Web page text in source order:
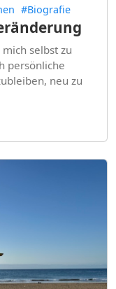
#Biografie
selbst zu
persönliche
neu zu